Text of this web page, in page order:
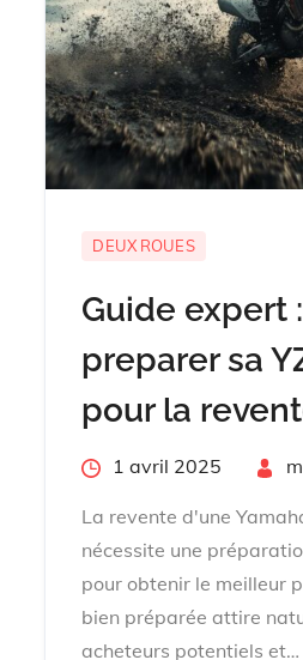
DEUX ROUES
Guide expert
preparer sa
pour la
Posted1 avril 2025
La revente d'une
nécessite une
pour obtenir le meilleur
bien préparée attire
acheteurs potentiels et…